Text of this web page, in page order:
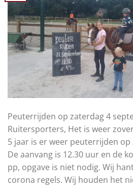
Peuterrijden op zaterdag 4
Ruitersporters, Het is weer
5 jaar is er weer peuterrijden
De aanvang is 12.30 uur en de
pp, opgave is niet nodig. Wij
corona regels. Wij houden het